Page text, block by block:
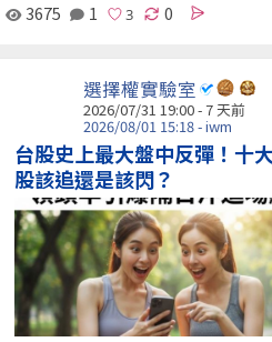
3675 1 0
選擇權實驗室
2026/07/31 19:00 - 7 天前
2026/08/01 15:18 - iwm
台股史上最大盤中反彈！十
股該追還是該閃？